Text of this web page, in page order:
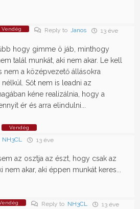
Vendég Reply to Janos 13 éve
hogy gimme ö jáb, minthogy
talál munkát, aki nem akar. Le kell
nem a középvezető állásokra
Sőt nem is leadni az
kéne realizálnia, hogy a
ér és arra elindulni...
Vendég
NH3CL 13 éve
az osztja az észt, hogy csak az
nem akar, aki éppen munkát keres...
Reply to NH3CL 13 éve